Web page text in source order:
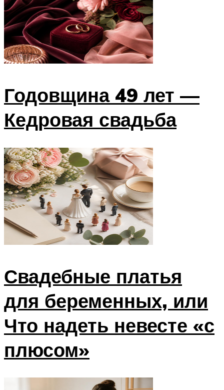
Годовщина 49 лет —
Кедровая свадьба
Свадебные платья
для беременных, или
Что надеть невесте «с
плюсом»